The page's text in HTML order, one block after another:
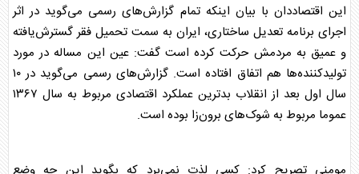
این اقتصاددان با بیان اینکه تمام گزارش‌های رسمی می‌گوید در اثر
اجرای برنامه تعدیل ساختاری، ایران به سمت تحمیل فقر گسترش‌یافته
و عمیق به مردمش حرکت کرده است گفت: عین این مساله در مورد
تولیدکننده‌ها هم اتفاق افتاده است. گزارش‌های رسمی می‌گوید در ۱۰
سال اول بعد از انقلاب بدترین عملکرد اقتصادی مربوط به سال ۱۳۶۷
عموما مربوط به شوک‌های برون‌زا بوده است.